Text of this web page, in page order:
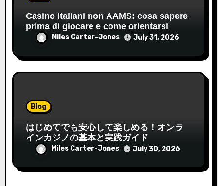
Casino italiani non AAMS: cosa sapere
prima di giocare e come orientarsi
Miles Carter-Jones July 31, 2026
Blog
はじめてでも安心して楽しめる！オンラ
インカジノの基本と実践ガイド
Miles Carter-Jones July 30, 2026